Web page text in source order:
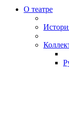
О театре